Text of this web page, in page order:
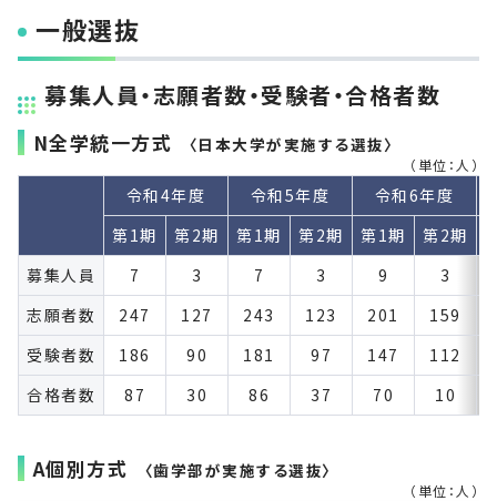
一般選抜
募集人員・志願者数・受験者・合格者数
N全学統一方式 〈日本大学が実施する選抜〉
（単位：人）
令和4年度 令和5年度
令和6年度
第1期
第2期 第1期 第2期 第1期 第2期
募集人員
7 3 7 3 9
3
志願者数
247 127 243 123 201 159
受験者数
186 90 181 97 147 112
合格者数
87 30 86 37 70 10
A個別方式 〈歯学部が実施する選抜〉
（単位：人）